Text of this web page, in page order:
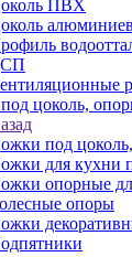
ПВХ
цоколь,
под
для кухни
опорные
опоры